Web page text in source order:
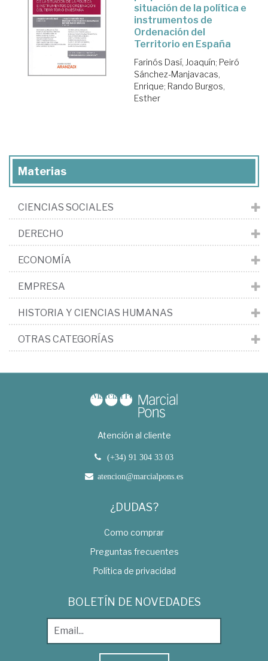
situación de la política e
instrumentos de
Ordenación del
Territorio en España
Farinós Dasí, Joaquín; Peiró
Sánchez-Manjavacas,
Enrique; Rando Burgos,
Esther
Materias
CIENCIAS SOCIALES
DERECHO
ECONOMÍA
EMPRESA
HISTORIA Y CIENCIAS HUMANAS
OTRAS CATEGORÍAS
Atención al cliente
(+34) 91 304 33 03
atencion@marcialpons.es
¿DUDAS?
Como comprar
Preguntas frecuentes
Política de privacidad
BOLETÍN DE NOVEDADES